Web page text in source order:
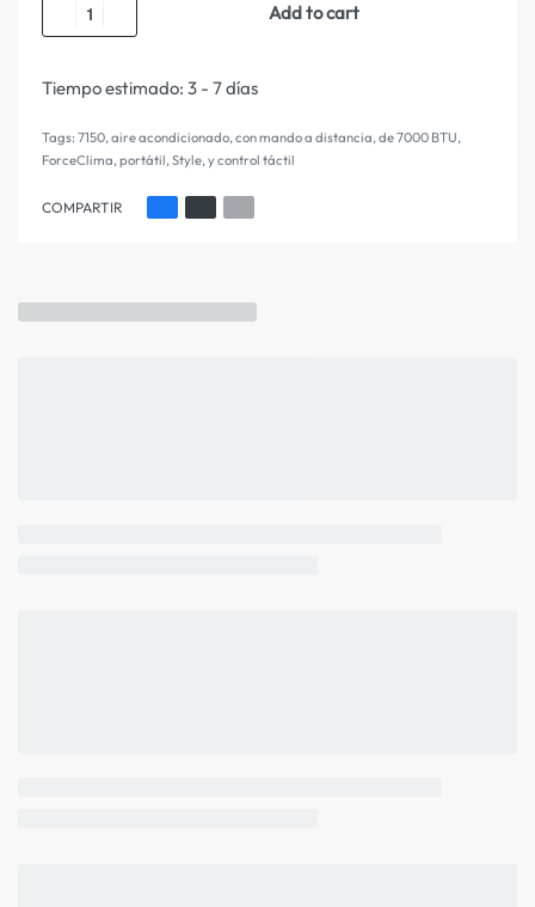
Add to cart
Tiempo estimado: 3 - 7 días
Tags: 7150,aire acondicionado,con mando a distancia,de 7000 BTU,
ForceClima,portátil,Style,y control táctil
COMPARTIR